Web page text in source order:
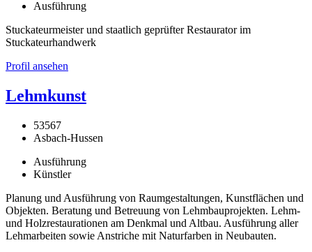
Ausführung
Stuckateurmeister und staatlich geprüfter Restaurator im
Stuckateurhandwerk
Profil ansehen
Lehmkunst
53567
Asbach-Hussen
Ausführung
Künstler
Planung und Ausführung von Raumgestaltungen, Kunstflächen und
Objekten. Beratung und Betreuung von Lehmbauprojekten. Lehm-
und Holzrestaurationen am Denkmal und Altbau. Ausführung aller
Lehmarbeiten sowie Anstriche mit Naturfarben in Neubauten.